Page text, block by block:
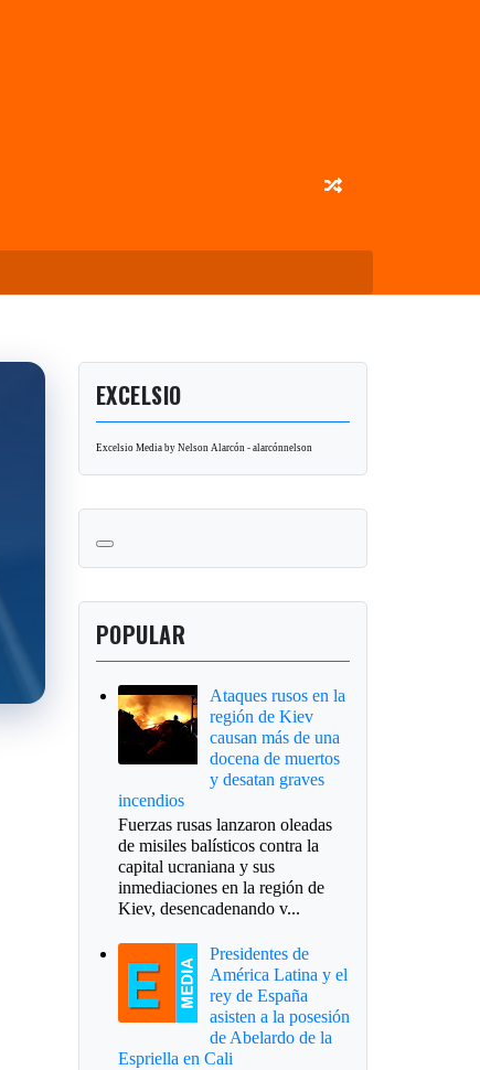
EXCELSIO
Excelsio Media by Nelson Alarcón - alarcónnelson
POPULAR
Ataques rusos en la
región de Kiev
causan más de una
docena de muertos
y desatan graves
incendios
Fuerzas rusas lanzaron oleadas
de misiles balísticos contra la
capital ucraniana y sus
inmediaciones en la región de
Kiev, desencadenando v...
Presidentes de
América Latina y el
rey de España
asisten a la posesión
de Abelardo de la
Espriella en Cali